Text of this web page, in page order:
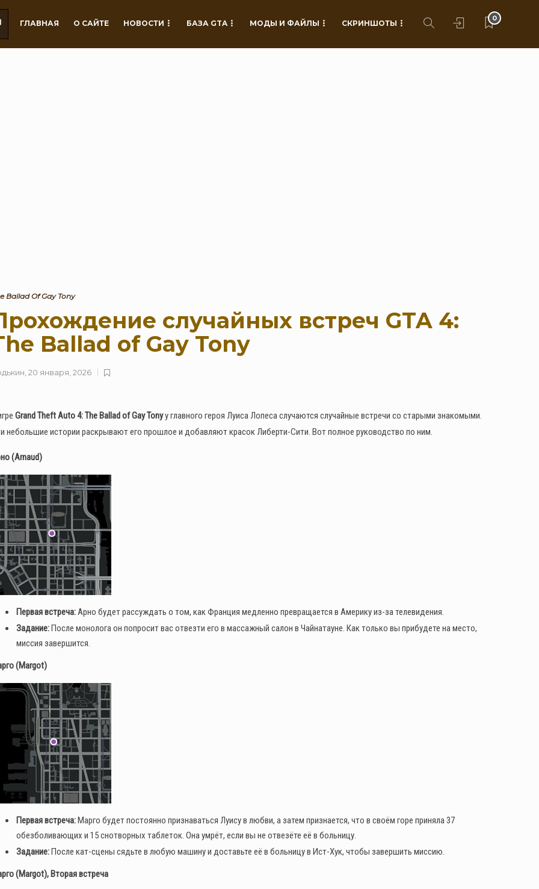
ГЛАВНАЯ О САЙТЕ НОВОСТИ БАЗА GTA МОДЫ И ФАЙЛЫ СКРИНШОТЫ
0
Ballad Of Gay Tony
случайных встреч GTA 4:
Ballad of Gay Tony
20 января, 2026
Grand Theft Auto 4: The Ballad of Gay Tonyу главного героя Луиса Лопеса случаются случайные встречи со старыми знакомыми.
небольшие истории раскрывают его прошлое и добавляют красок Либерти-Сити. Вот полное руководство по ним.
(Arnaud)
Первая встреча:Арно будет рассуждать о том, как Франция медленно превращается в Америку из-за телевидения.
Задание:После монолога он попросит вас отвезти его в массажный салон в Чайнатауне. Как только вы прибудете на место,
миссия завершится.
(Margot)
Первая встреча:Марго будет постоянно признаваться Луису в любви, а затем признается, что в своём горе приняла 37
обезболивающих и 15 снотворных таблеток. Она умрёт, если вы не отвезёте её в больницу.
Задание:После кат-сцены сядьте в любую машину и доставьте её в больницу в Ист-Хук, чтобы завершить миссию.
(Margot), Вторая встреча
Online: Специальное
коллекционеров (4–30
августа)
0
123
В GTA Online вышло новое
обновление для исправления
проблем финала ограбления
в Kortz Center
0
187
Как получить редкий
номерной знак LS Pounders в
GTA Online на этой неделе
0
136